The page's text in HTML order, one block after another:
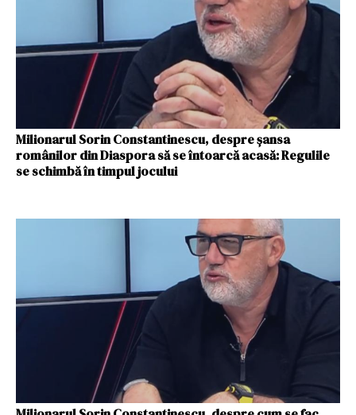
Milionarul Sorin Constantinescu, despre șansa
românilor din Diaspora să se întoarcă acasă: Regulile
se schimbă în timpul jocului